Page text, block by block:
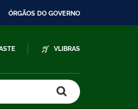
ÓRGÃOS DO GOVERNO
VLIBRAS